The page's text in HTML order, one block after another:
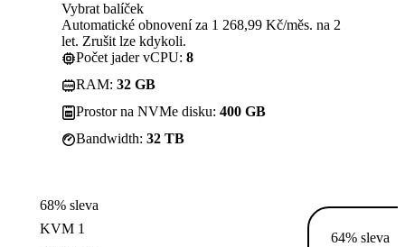
Vybrat balíček
Automatické obnovení za 1 268,99 Kč/měs. na 2
let. Zrušit lze kdykoli.
Počet jader vCPU: 8
RAM: 32 GB
Prostor na NVMe disku: 400 GB
Bandwidth: 32 TB
68% sleva
KVM 1
64% sleva